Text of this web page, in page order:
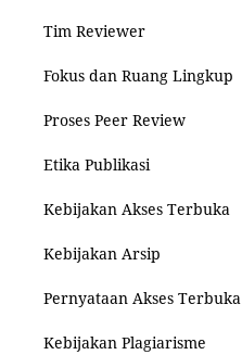
Tim Reviewer
Fokus dan Ruang Lingkup
Proses Peer Review
Etika Publikasi
Kebijakan Akses Terbuka
Kebijakan Arsip
Pernyataan Akses Terbuka
Kebijakan Plagiarisme